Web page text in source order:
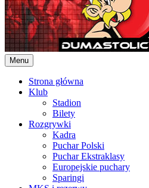
Menu
Strona główna
Klub
Stadion
Bilety
Rozgrywki
Kadra
Puchar Polski
Puchar Ekstraklasy
Europejskie puchary
Sparingi